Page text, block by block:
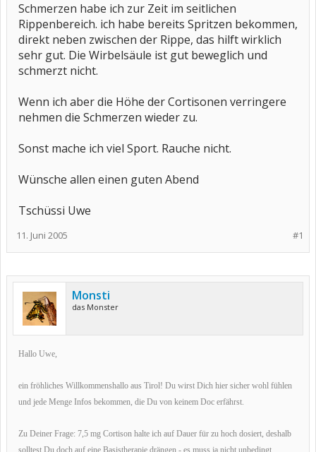
Schmerzen habe ich zur Zeit im seitlichen
Rippenbereich. ich habe bereits Spritzen bekommen,
direkt neben zwischen der Rippe, das hilft wirklich
sehr gut. Die Wirbelsäule ist gut beweglich und
schmerzt nicht.
Wenn ich aber die Höhe der Cortisonen verringere
nehmen die Schmerzen wieder zu.
Sonst mache ich viel Sport. Rauche nicht.
Wünsche allen einen guten Abend
Tschüssi Uwe
#1
11. Juni 2005
Monsti
das Monster
Hallo Uwe,
ein fröhliches Willkommenshallo aus Tirol! Du wirst Dich hier sicher wohl fühlen
und jede Menge Infos bekommen, die Du von keinem Doc erfährst.
Zu Deiner Frage: 7,5 mg Cortison halte ich auf Dauer für zu hoch dosiert, deshalb
solltest Du doch auf eine Basistherapie drängen - es muss ja nicht unbedingt